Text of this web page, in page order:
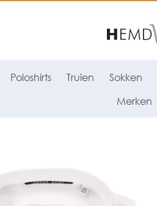
Poloshirts Truien Sokken
Merken